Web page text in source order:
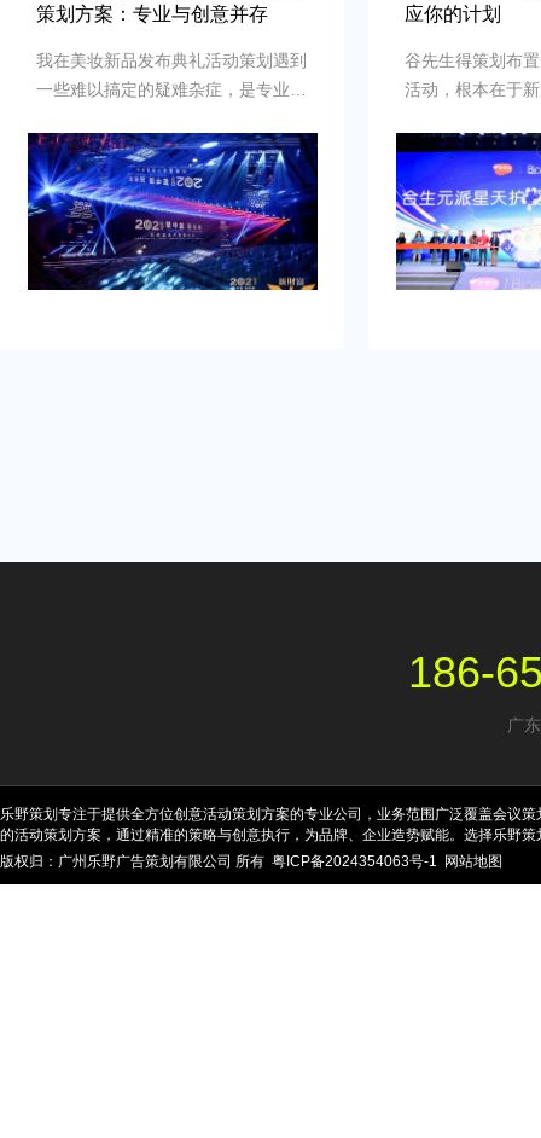
策划方案：专业与创意并存
我在美妆新品发布典礼活动策划遇到
一些难以搞定的疑难杂症，是专业新
助我完成，而且也是设计构想有创
意，重点考虑设计安排，整个美妆新
品发布典礼活动策划完美对应，下次
有需要还会选择乐野策划。
应你的计划
谷先生得策划布
活动，根本在于
并营造良好的品
到：增加曝光度
体，提高知名度
销售。可是鉴于
资源进行大规模
业的策划和执行
186-
广
乐野策划专注于提供全方位创意活动策划方案的专业公司，业务范围广泛覆盖会议
的活动策划方案，通过精准的策略与创意执行，为品牌、企业造势赋能。选择乐野
版权归：广州乐野广告策划有限公司 所有 粤ICP备2024354063号-1 网站地图